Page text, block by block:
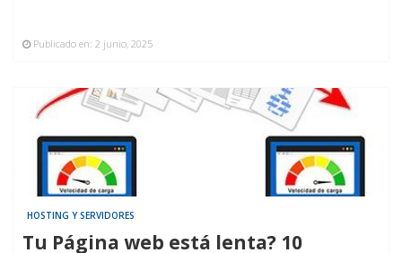
Publicado en: 2 junio, 2025
HOSTING Y SERVIDORES
Tu Página web está lenta? 10